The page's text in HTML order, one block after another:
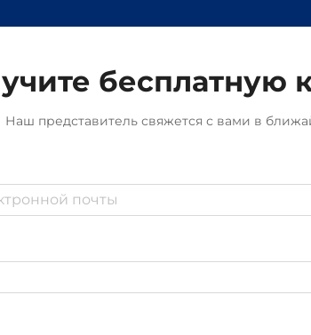
бесплатную
Наш представитель свяжется с вами в